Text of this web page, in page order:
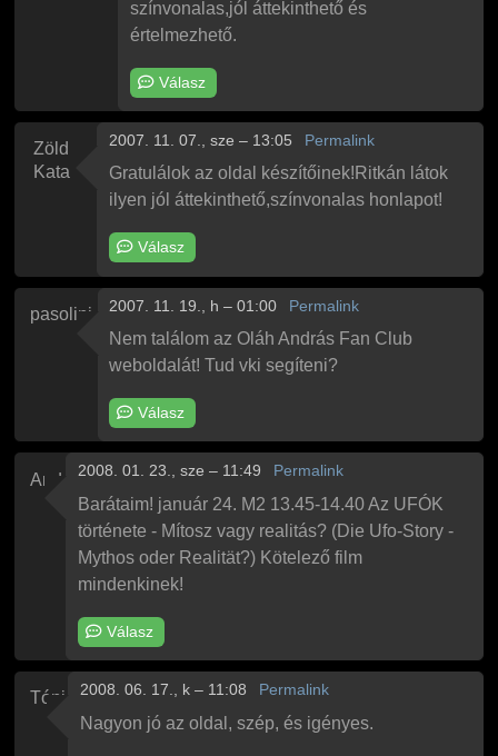
színvonalas,jól áttekinthető és
értelmezhető.
Válasz
Zöld
Kata
2007. 11. 07., sze – 13:05 Permalink
Gratulálok az oldal készítőinek!Ritkán látok
ilyen jól áttekinthető,színvonalas honlapot!
Válasz
pasolini 2007. 11. 19., h – 01:00 Permalink
Nem találom az Oláh András Fan Club
weboldalát! Tud vki segíteni?
Válasz
And 2008. 01. 23., sze – 11:49 Permalink
Barátaim! január 24. M2 13.45-14.40 Az UFÓK
története - Mítosz vagy realitás? (Die Ufo-Story -
Mythos oder Realität?) Kötelező film
mindenkinek!
Válasz
Tóni 2008. 06. 17., k – 11:08 Permalink
Nagyon jó az oldal, szép, és igényes.